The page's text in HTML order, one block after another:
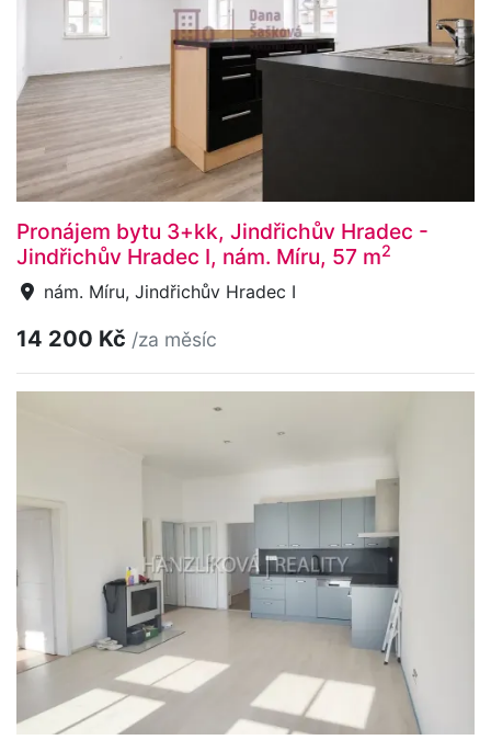
Pronájem bytu 3+kk, Jindřichův Hradec -
Jindřichův Hradec I, nám. Míru, 57 m2
nám. Míru, Jindřichův Hradec I
14 200 Kč /za měsíc